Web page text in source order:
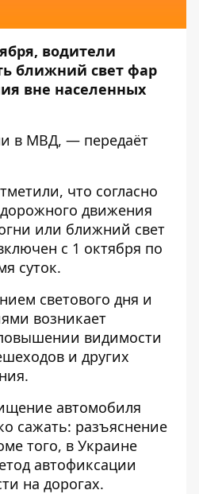
водители
ближний свет фар
вне населенных
в МВД, — передаёт
, что согласно
движения
или ближний свет
с 1 октября по
суток.
светового дня и
возникает
видимости
и других
автомобиля
сажать: разъяснение
того, в Украине
автофиксации
на дорогах.